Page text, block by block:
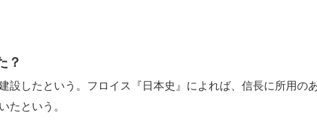
？
したという。フロイス『日本史』によれば、信長に所用の
たという。